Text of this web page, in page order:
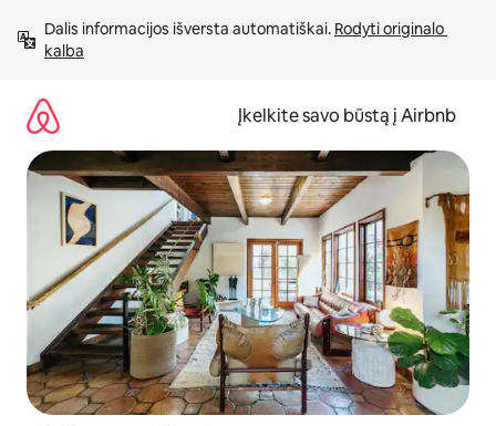
prie
turinio
Dalis informacijos išversta automatiškai. Rodyti originalo
kalba
Įkelkite savo būstą į Airbnb